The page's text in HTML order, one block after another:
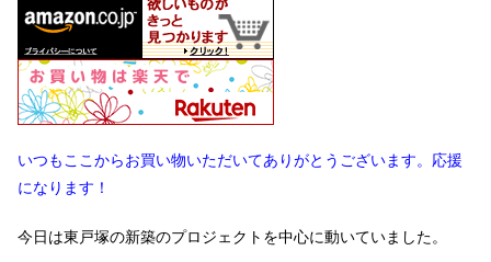
いつもここからお買い物いただいてありがとうございます。応援
になります！
今日は東戸塚の新築のプロジェクトを中心に動いていました。